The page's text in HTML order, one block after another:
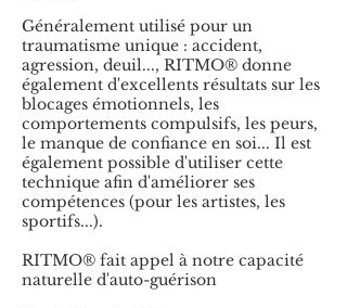
Généralement utilisé pour un
traumatisme unique : accident,
agression, deuil..., RITMO® donne
également d'excellents résultats sur les
blocages émotionnels, les
comportements compulsifs, les peurs,
le manque de confiance en soi... Il est
également possible d'utiliser cette
technique afin d'améliorer ses
compétences (pour les artistes, les
sportifs...).
RITMO® fait appel à notre capacité
naturelle d'auto-guérison